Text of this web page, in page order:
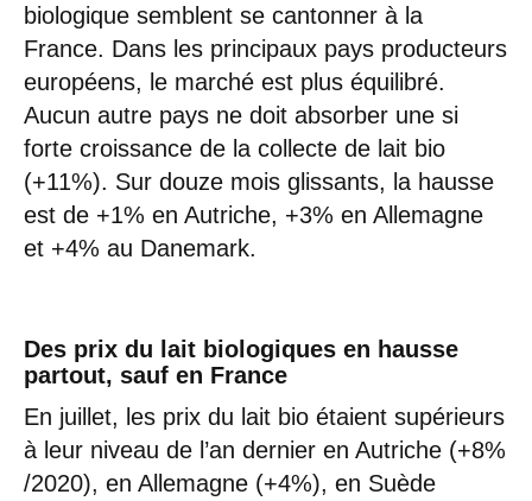
biologique semblent se cantonner à la
France. Dans les principaux pays producteurs
européens, le marché est plus équilibré.
Aucun autre pays ne doit absorber une si
forte croissance de la collecte de lait bio
(+11%). Sur douze mois glissants, la hausse
est de +1% en Autriche, +3% en Allemagne
et +4% au Danemark.
Des prix du lait biologiques en hausse
partout, sauf en France
En juillet, les prix du lait bio étaient supérieurs
à leur niveau de l’an dernier en Autriche (+8%
/2020), en Allemagne (+4%), en Suède